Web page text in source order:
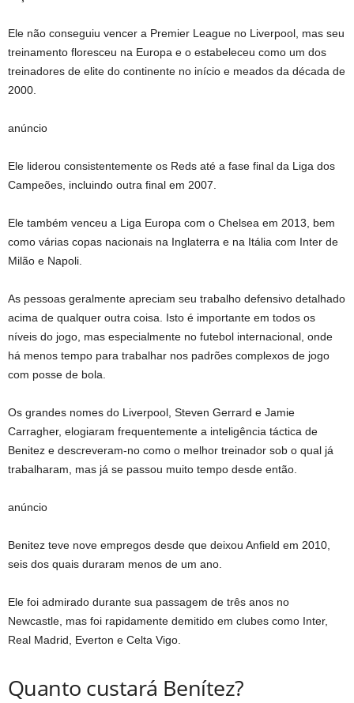
Ele não conseguiu vencer a Premier League no Liverpool, mas seu
treinamento floresceu na Europa e o estabeleceu como um dos
treinadores de elite do continente no início e meados da década de
2000.
anúncio
Ele liderou consistentemente os Reds até a fase final da Liga dos
Campeões, incluindo outra final em 2007.
Ele também venceu a Liga Europa com o Chelsea em 2013, bem
como várias copas nacionais na Inglaterra e na Itália com Inter de
Milão e Napoli.
As pessoas geralmente apreciam seu trabalho defensivo detalhado
acima de qualquer outra coisa. Isto é importante em todos os
níveis do jogo, mas especialmente no futebol internacional, onde
há menos tempo para trabalhar nos padrões complexos de jogo
com posse de bola.
Os grandes nomes do Liverpool, Steven Gerrard e Jamie
Carragher, elogiaram frequentemente a inteligência táctica de
Benitez e descreveram-no como o melhor treinador sob o qual já
trabalharam, mas já se passou muito tempo desde então.
anúncio
Benitez teve nove empregos desde que deixou Anfield em 2010,
seis dos quais duraram menos de um ano.
Ele foi admirado durante sua passagem de três anos no
Newcastle, mas foi rapidamente demitido em clubes como Inter,
Real Madrid, Everton e Celta Vigo.
Quanto custará Benítez?